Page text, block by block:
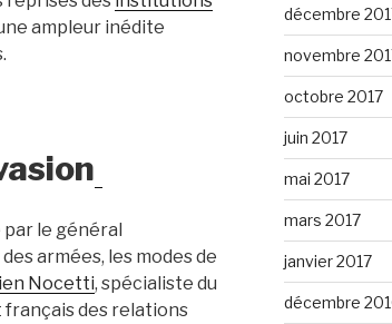
ampleur inédite
le général
armées, les modes de
Nocetti, spécialiste du
français des relations
décembre
novembre
octobre 2017
juin 2017
mai 2017
mars 2017
janvier 2017
décembre